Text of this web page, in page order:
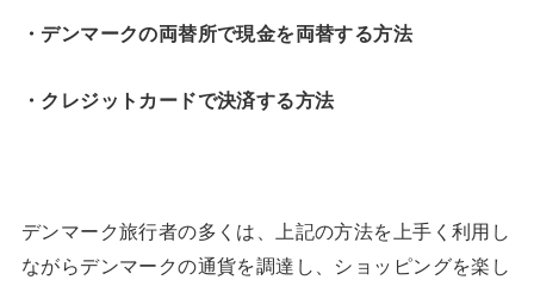
・デンマークの両替所で現金を両替する方法
・クレジットカードで決済する方法
デンマーク旅行者の多くは、上記の方法を上手く利用し
ながらデンマークの通貨を調達し、ショッピングを楽し